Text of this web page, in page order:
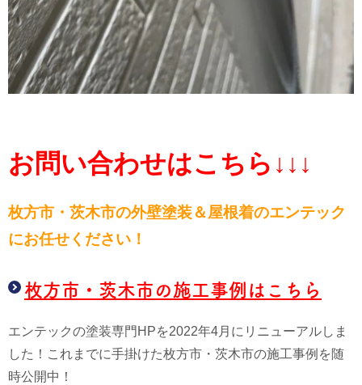
お問い合わせはこちら↓↓↓
枚方市・茨木市の外壁塗装＆屋根着のエンテック
にお任せください！
枚方市・茨木市の施工事例はこちら
エンテックの塗装専門HPを2022年4月にリニューアルしま
した！これまでに手掛けた枚方市・茨木市の施工事例を随
時公開中！